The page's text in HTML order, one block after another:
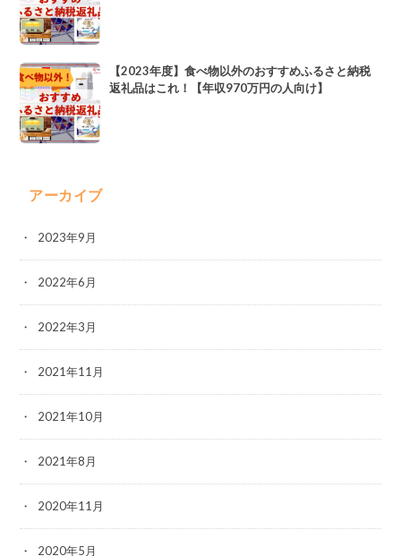
【2023年度】食べ物以外のおすすめふるさと納税
返礼品はこれ！【年収970万円の人向け】
アーカイブ
2023年9月
2022年6月
2022年3月
2021年11月
2021年10月
2021年8月
2020年11月
2020年5月